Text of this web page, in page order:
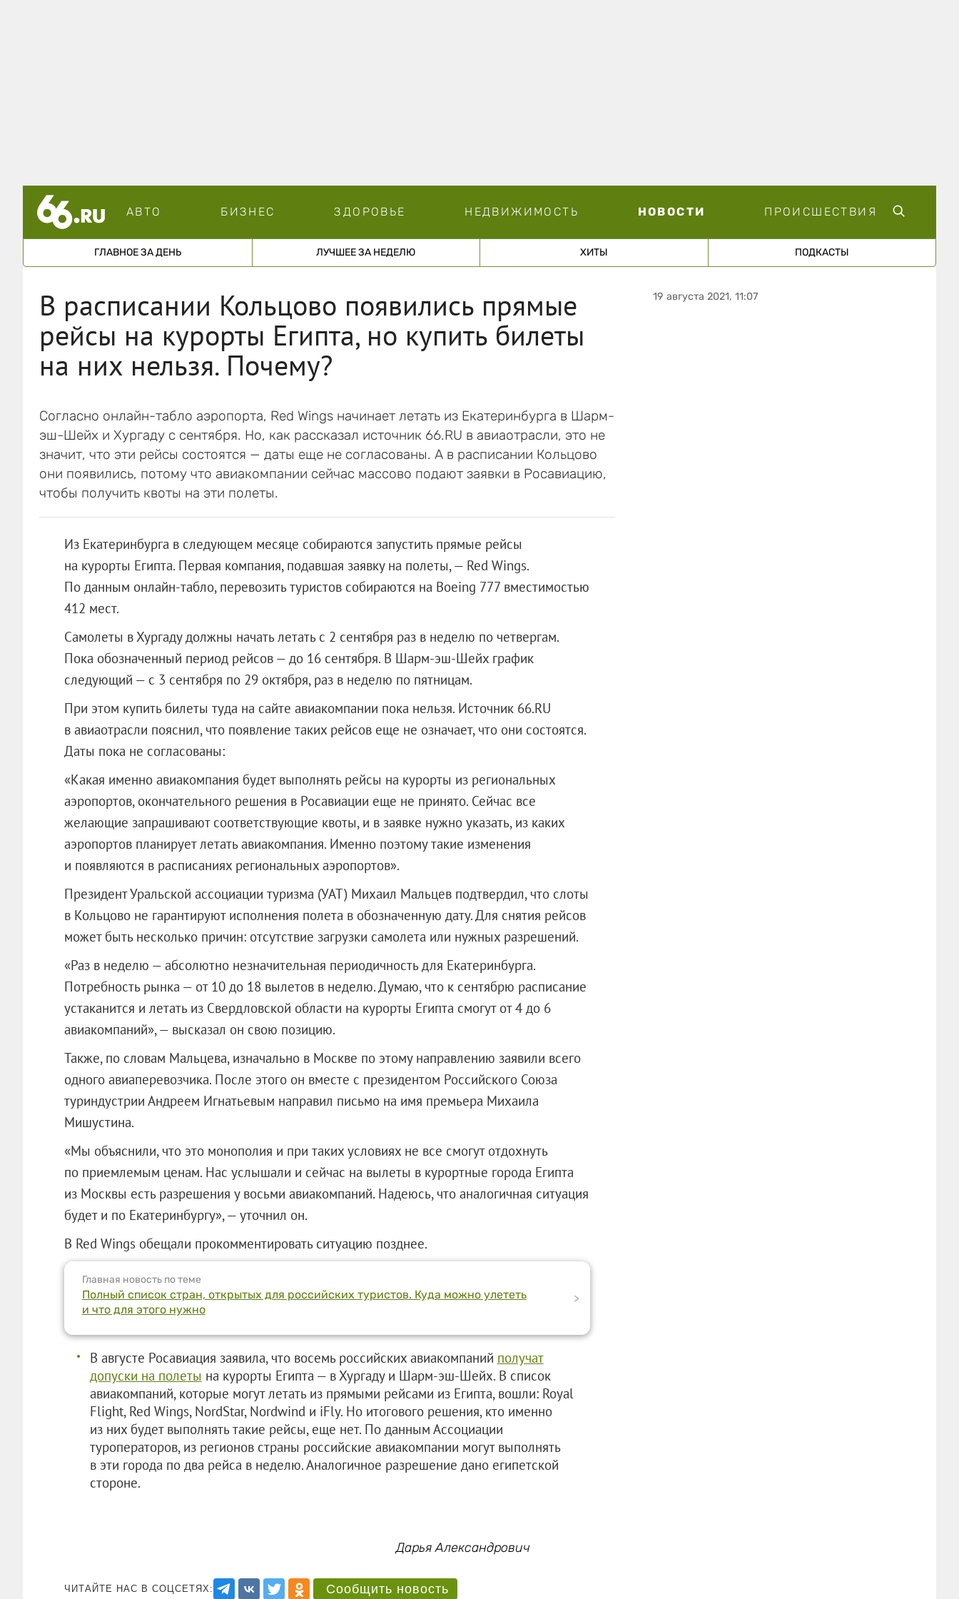
АВТО БИЗНЕС ЗДОРОВЬЕ НЕДВИЖИМОСТЬ НОВОСТИ ПРОИСШЕСТВИЯ
ГЛАВНОЕ ЗА ДЕНЬ ЛУЧШЕЕ ЗА НЕДЕЛЮ ХИТЫ ПОДКАСТЫ
В расписании Кольцово появились прямые
рейсы на курорты Египта, но купить билеты
на них нельзя. Почему?
Согласно онлайн-табло аэропорта, Red Wings начинает летать из Екатеринбурга в Шарм-
эш-Шейх и Хургаду с сентября. Но, как рассказал источник 66.RU в авиаотрасли, это не
значит, что эти рейсы состоятся — даты еще не согласованы. А в расписании Кольцово
они появились, потому что авиакомпании сейчас массово подают заявки в Росавиацию,
чтобы получить квоты на эти полеты.
Из Екатеринбурга в следующем месяце собираются запустить прямые рейсы
на курорты Египта. Первая компания, подавшая заявку на полеты, — Red Wings.
По данным онлайн-табло, перевозить туристов собираются на Boeing 777 вместимостью
412 мест.
Самолеты в Хургаду должны начать летать с 2 сентября раз в неделю по четвергам.
Пока обозначенный период рейсов — до 16 сентября. В Шарм-эш-Шейх график
следующий — с 3 сентября по 29 октября, раз в неделю по пятницам.
При этом купить билеты туда на сайте авиакомпании пока нельзя. Источник 66.RU
в авиаотрасли пояснил, что появление таких рейсов еще не означает, что они состоятся.
Даты пока не согласованы:
«Какая именно авиакомпания будет выполнять рейсы на курорты из региональных
аэропортов, окончательного решения в Росавиации еще не принято. Сейчас все
желающие запрашивают соответствующие квоты, и в заявке нужно указать, из каких
аэропортов планирует летать авиакомпания. Именно поэтому такие изменения
и появляются в расписаниях региональных аэропортов».
Президент Уральской ассоциации туризма (УАТ) Михаил Мальцев подтвердил, что слоты
в Кольцово не гарантируют исполнения полета в обозначенную дату. Для снятия рейсов
может быть несколько причин: отсутствие загрузки самолета или нужных разрешений.
«Раз в неделю — абсолютно незначительная периодичность для Екатеринбурга.
Потребность рынка — от 10 до 18 вылетов в неделю. Думаю, что к сентябрю расписание
устаканится и летать из Свердловской области на курорты Египта смогут от 4 до 6
авиакомпаний», — высказал он свою позицию.
Также, по словам Мальцева, изначально в Москве по этому направлению заявили всего
одного авиаперевозчика. После этого он вместе с президентом Российского Союза
туриндустрии Андреем Игнатьевым направил письмо на имя премьера Михаила
Мишустина.
«Мы объяснили, что это монополия и при таких условиях не все смогут отдохнуть
по приемлемым ценам. Нас услышали и сейчас на вылеты в курортные города Египта
из Москвы есть разрешения у восьми авиакомпаний. Надеюсь, что аналогичная ситуация
будет и по Екатеринбургу», — уточнил он.
В Red Wings обещали прокомментировать ситуацию позднее.
Главная новость по теме
Полный список стран, открытых для российских туристов. Куда можно улететь
и что для этого нужно
>
В августе Росавиация заявила, что восемь российских авиакомпаний получат
допуски на полеты на курорты Египта — в Хургаду и Шарм-эш-Шейх. В список
авиакомпаний, которые могут летать из прямыми рейсами из Египта, вошли: Royal
Flight, Red Wings, NordStar, Nordwind и iFly. Но итогового решения, кто именно
из них будет выполнять такие рейсы, еще нет. По данным Ассоциации
туроператоров, из регионов страны российские авиакомпании могут выполнять
в эти города по два рейса в неделю. Аналогичное разрешение дано египетской
стороне.
Дарья Александрович
ЧИТАЙТЕ НАС В СОЦСЕТЯХ: Сообщить новость
19 августа 2021, 11:07